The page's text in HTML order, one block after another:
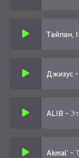
Тайпан,
Джизус -
ALIB -
Akmal' -